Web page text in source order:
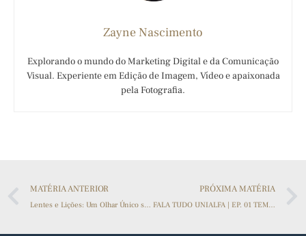
Zayne Nascimento
Explorando o mundo do Marketing Digital e da Comunicação
Visual. Experiente em Edição de Imagem, Vídeo e apaixonada
pela Fotografia.
MATÉRIA ANTERIOR
Lentes e Lições: Um Olhar Único sobre o Evento ‘Comunicação de A-Z’
PRÓXIMA MATÉRIA
FALA TUDO UNIALFA | EP. 01 TEMP. 1